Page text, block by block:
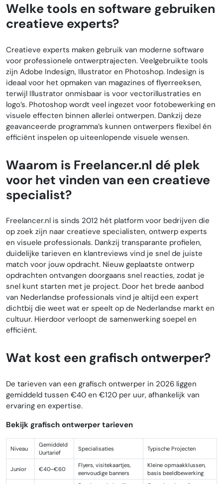
Welke tools en software gebruiken
creatieve experts?
Creatieve experts maken gebruik van moderne software
voor professionele ontwerptrajecten. Veelgebruikte tools
zijn Adobe Indesign, Illustrator en Photoshop. Indesign is
ideaal voor het opmaken van magazines of flyerreeksen,
terwijl Illustrator onmisbaar is voor vectorillustraties en
logo’s. Photoshop wordt veel ingezet voor fotobewerking en
visuele effecten binnen allerlei ontwerpen. Dankzij deze
geavanceerde programma’s kunnen ontwerpers flexibel én
efficiënt inspelen op uiteenlopende visuele wensen.
Waarom is Freelancer.nl dé plek
voor het vinden van een creatieve
specialist?
Freelancer.nl is sinds 2012 hét platform voor bedrijven die
op zoek zijn naar creatieve specialisten, ontwerp experts
en visuele professionals. Dankzij transparante profielen,
duidelijke tarieven en klantreviews vind je snel de juiste
match voor jouw opdracht. Nieuw geplaatste ontwerp
opdrachten ontvangen doorgaans snel reacties, zodat je
snel kunt starten met je project. Door het brede aanbod
van Nederlandse professionals vind je altijd een expert
dichtbij die weet wat er speelt op de Nederlandse markt en
cultuur. Hierdoor verloopt de samenwerking soepel en
efficiënt.
Wat kost een grafisch ontwerper?
De tarieven van een grafisch ontwerper in 2026 liggen
gemiddeld tussen €40 en €120 per uur, afhankelijk van
ervaring en expertise.
Bekijk grafisch ontwerper tarieven
Niveau
Gemiddeld
Uurtarief
Specialisaties Typische Projecten
Junior €40–€60
Flyers, visitekaartjes,
eenvoudige banners
Kleine opmaakklussen,
basis beeldbewerking